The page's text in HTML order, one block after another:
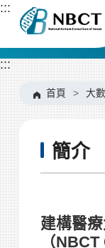
跳
要
內
容
區
塊
:::
:::
首頁 > 大
簡介
建構醫
（